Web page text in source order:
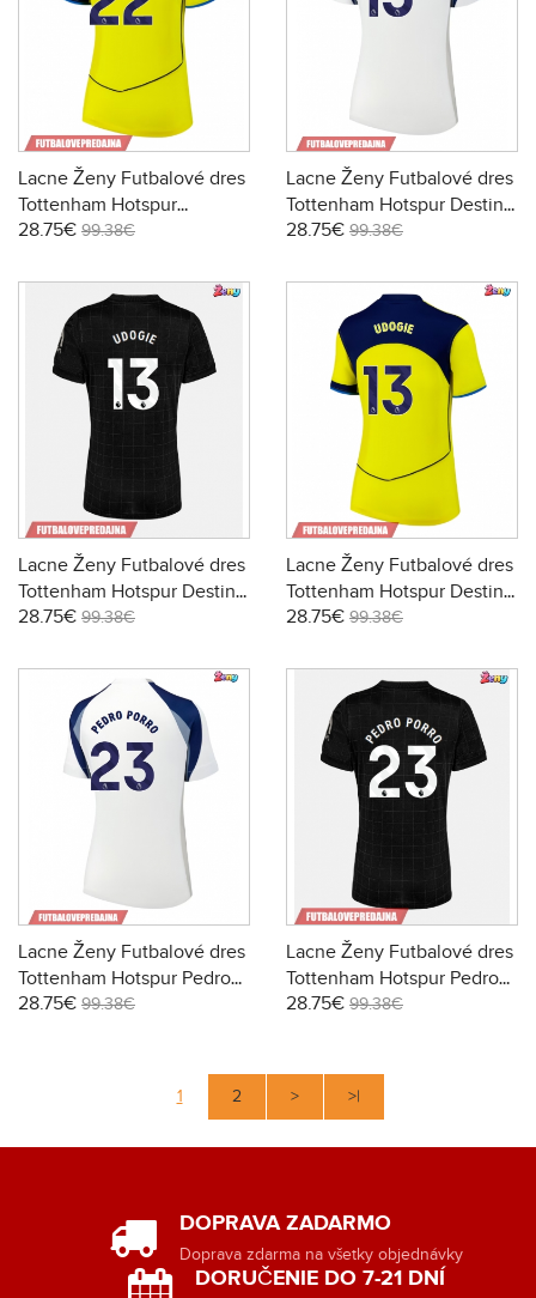
Lacne Ženy Futbalové dres
Tottenham Hotspur
Brennan Johnson #22
Tretina
28.75€ 99.38€
Lacne Ženy Futbalové dres
Tottenham Hotspur Destiny
Udogie #13 2025-26 Krátky
28.75€ 99.38€
Lacne Ženy Futbalové dres
Tottenham Hotspur Destiny
Udogie #13 2025-26 Krátky
28.75€ 99.38€
Lacne Ženy Futbalové dres
Tottenham Hotspur Destiny
Udogie #13 2025-26 Krátky
28.75€ 99.38€
Lacne Ženy Futbalové dres
Tottenham Hotspur Pedro
Porro #23 2025-26 Krátky
28.75€ 99.38€
Lacne Ženy Futbalové dres
Tottenham Hotspur Pedro
Porro #23 2025-26 Krátky
28.75€ 99.38€
1 2 > >|
DOPRAVA ZADARMO
Doprava zdarma na všetky objednávky
DORUČENIE DO 7-21 DNÍ